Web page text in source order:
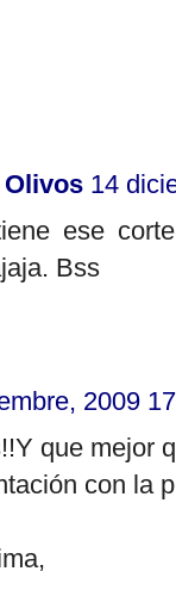
14
ese
Bss
2009
que mejor
con la